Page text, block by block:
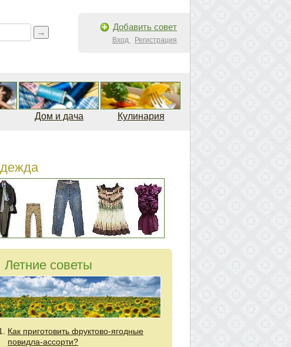
Добавить совет
Вход Регистрация
Дом и дача Кулинария
Летние советы
Как приготовить фруктово-ягодные
повидла-ассорти?